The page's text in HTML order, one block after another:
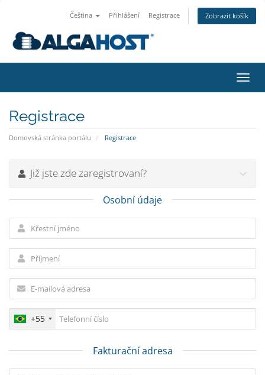
Čeština Přihlášení Registrace Zobrazit košík
Registrace
Domovská stránka portálu Registrace
Již jste zde zaregistrovaní?
Osobní údaje
+55
Fakturační adresa